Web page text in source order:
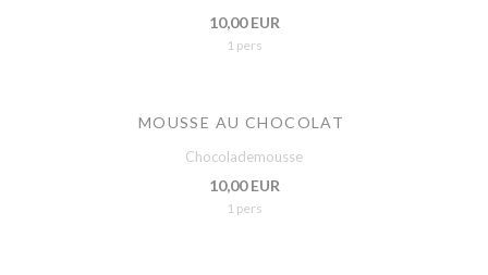
10,00 EUR
1 pers
MOUSSE AU CHOCOLAT
Chocolademousse
10,00 EUR
1 pers